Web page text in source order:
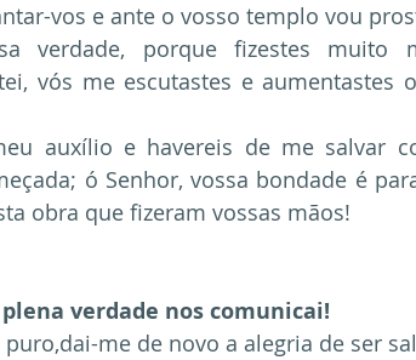
vos e ante o vosso templo vou
verdade, porque fizestes muito
vós me escutastes e aumentastes
auxílio e havereis de me salvar
ó Senhor, vossa bondade é
obra que fizeram vossas mãos!
verdade nos comunicai!
me de novo a alegria de ser